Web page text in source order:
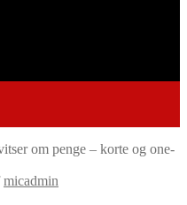
om penge – korte og one-
micadmin